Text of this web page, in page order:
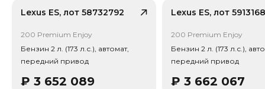
сборов РФ.
Привод - Передний привод (FWD).
Lexus ES, лот 58732792
200 Premium Enjoy
Бензин 2 л. (173 л.с.), автомат,
передний привод
₽ 3 652 089
Lexus ES, лот
200 Premium Enjoy
Бензин 2 л. (173 л.с.),
передний привод
₽ 3 662 067